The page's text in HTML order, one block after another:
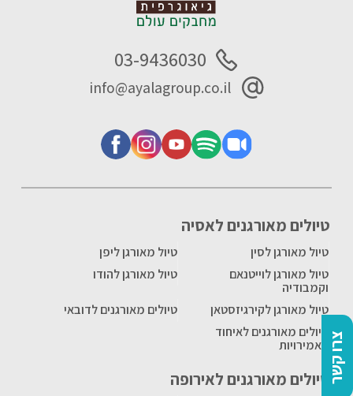
צרו קשר
טיולים מאורגנים לאסיה
טיול מאורגן לסין
טיול מאורגן ליפן
טיול מאורגן לוייטנאם
וקמבודיה
טיול מאורגן להודו
טיול מאורגן לקירגיזסטאן
טיולים מאורגנים לדובאי
טיולים מאורגנים לאיחוד
האמירויות
טיולים מאורגנים לאירופה
03-9436030
info@ayalagroup.co.il